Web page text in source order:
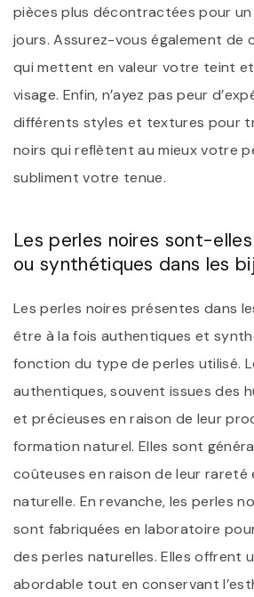
pièces plus décontractées pour
jours. Assurez-vous également de
qui mettent en valeur votre teint
visage. Enfin, n’ayez pas peur
différents styles et textures pour
noirs qui reflètent au mieux votre
subliment votre tenue.
Les perles noires sont-
ou synthétiques dans les
Les perles noires présentes dans
être à la fois authentiques et
fonction du type de perles utilisé.
authentiques, souvent issues des
et précieuses en raison de leur
formation naturel. Elles sont
coûteuses en raison de leur rareté
naturelle. En revanche, les perles
sont fabriquées en laboratoire
des perles naturelles. Elles offrent
abordable tout en conservant